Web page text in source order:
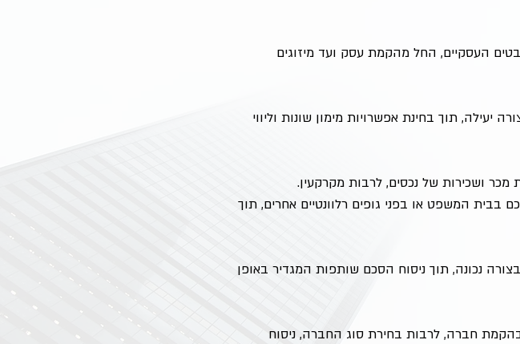
העסקיים, החל מהקמת עסק ועד מיזוגים
יעילה, תוך בחינת אפשרויות מימון שונות וליווי
מכר ושכירות של נכסים, לרבות מקרקעין.
בבית המשפט או בפני גופים רלוונטיים אחרים, תוך
נכונה, תוך ניסוח הסכם שותפות המגדיר באופן
חברה, לרבות בחירת סוג החברה, ניסוח